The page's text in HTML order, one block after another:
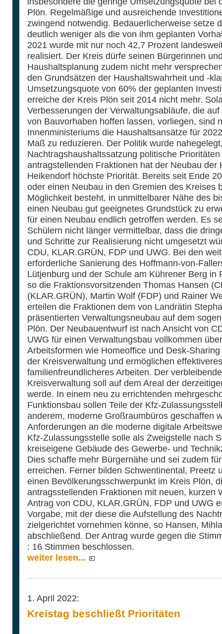
Plön. Regelmäßige und ausreichende
zwingend notwendig. Bedauerlicherweise setze
deutlich weniger als die von ihm geplanten
2021 wurde mit nur noch 42,7 Prozent
realisiert. Der Kreis dürfe seinen Bürgerinnen
Haushaltsplanung zudem nicht mehr
den Grundsätzen der Haushaltswahrheit und -
Umsetzungsquote von 60% der geplanten
erreiche der Kreis Plön seit 2014 nicht mehr.
Verbesserungen der Verwaltungsabläufe, die
von Bauvorhaben hoffen lassen, vorliegen, sind
Innenministeriums die Haushaltsansätze für
Maß zu reduzieren. Der Politik wurde
Nachtragshaushaltssatzung politische
antragstellenden Fraktionen hat der Neubau der
Heikendorf höchste Priorität. Bereits seit Ende
oder einen Neubau in den Gremien des Kreises
Möglichkeit besteht, in unmittelbarer Nähe des
einen Neubau gut geeignetes Grundstück zu
für einen Neubau endlich getroffen werden. Es
Schülern nicht länger vermittelbar, dass die
und Schritte zur Realisierung nicht umgesetzt
CDU, KLAR.GRÜN, FDP und UWG. Bei den
erforderliche Sanierung des Hoffmann-von-
Lütjenburg und der Schule am Kührener Berg in
so die Fraktionsvorsitzenden Thomas Hansen
(KLAR.GRÜN), Martin Wolf (FDP) und Rainer
erteilen die Fraktionen dem von Landrätin
präsentierten Verwaltungsneubau auf dem
Plön. Der Neubauentwurf ist nach Ansicht von
UWG für einen Verwaltungsbau vollkommen
Arbeitsformen wie Homeoffice und Desk-
der Kreisverwaltung und ermöglichen
familienfreundlicheres Arbeiten. Der
Kreisverwaltung soll auf dem Areal der
werde. In einem neu zu errichtenden
Funktionsbau sollen Teile der Kfz-
anderem, moderne Großraumbüros geschaffen
Anforderungen an die moderne digitale
Kfz-Zulassungsstelle solle als Zweigstelle nach
kreiseigene Gebäude des Gewerbe- und
Dies schaffe mehr Bürgernähe und sei zudem
erreichen. Ferner bilden Schwentinental, Preetz
einen Bevölkerungsschwerpunkt im Kreis Plön,
antragsstellenden Fraktionen mit neuen, kurzen
Antrag von CDU, KLAR.GRÜN, FDP und UWG
Vorgabe, mit der diese die Aufstellung des
zielgerichtet vornehmen könne, so Hansen,
abschließend. Der Antrag wurde gegen die
: 16 Stimmen beschlossen.
weiter lesen...
1. April 2022:
Kreistag beschließt Prioritäten